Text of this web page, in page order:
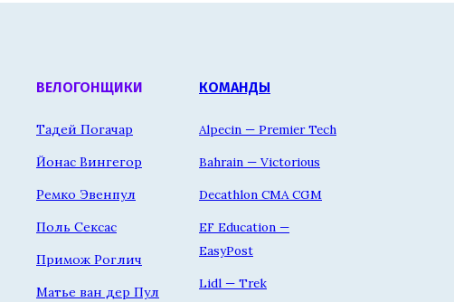
ВЕЛОГОНЩИКИ
Тадей Погачар
Йонас Вингегор
Ремко Эвенпул
Поль Сексас
Примож Роглич
Матье ван дер Пул
КОМАНДЫ
Alpecin — Premier Tech
Bahrain — Victorious
Decathlon CMA CGM
EF Education —
EasyPost
Lidl — Trek